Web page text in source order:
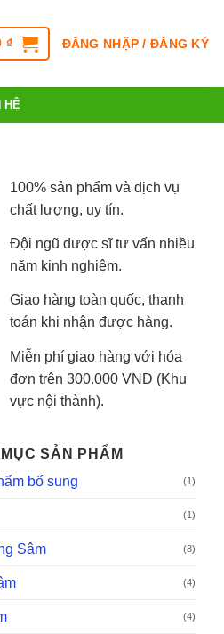
₫ ĐĂNG NHẬP / ĐĂNG KÝ
HỆ
100% sản phẩm và dịch vụ
chất lượng, uy tín.
Đội ngũ dược sĩ tư vấn nhiều
năm kinh nghiệm.
Giao hàng toàn quốc, thanh
toán khi nhận được hàng.
Miễn phí giao hàng với hóa
đơn trên 300.000 VND (Khu
vực nội thành).
SẢN PHẨM
bổ sung
(1)
(1)
Sâm (8)
(4)
(4)